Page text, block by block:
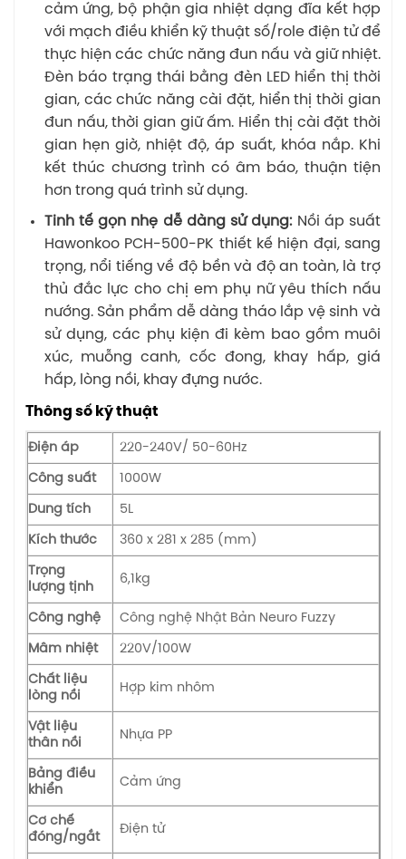
cảm ứng, bộ phận gia nhiệt dạng đĩa kết hợp
với mạch điều khiển kỹ thuật số/role điện tử để
thực hiện các chức năng đun nấu và giữ nhiệt.
Đèn báo trạng thái bằng đèn LED hiển thị thời
gian, các chức năng cài đặt, hiển thị thời gian
đun nấu, thời gian giữ ấm. Hiển thị cài đặt thời
gian hẹn giờ, nhiệt độ, áp suất, khóa nắp. Khi
kết thúc chương trình có âm báo, thuận tiện
hơn trong quá trình sử dụng.
Tinh tế gọn nhẹ dễ dàng sử dụng:Nồi áp suất
Hawonkoo PCH-500-PK thiết kế hiện đại, sang
trọng, nổi tiếng về độ bền và độ an toàn, là trợ
thủ đắc lực cho chị em phụ nữ yêu thích nấu
nướng. Sản phẩm dễ dàng tháo lắp vệ sinh và
sử dụng, các phụ kiện đi kèm bao gồm muôi
xúc, muỗng canh, cốc đong, khay hấp, giá
hấp, lòng nồi, khay đựng nước.
Thông số kỹ thuật
Điện áp 220-240V/ 50-60Hz
Công suất 1000W
Dung tích 5L
Kích thước 360 x 281 x 285 (mm)
Trọng
lượng tịnh
6,1kg
Công nghệ Công nghệ Nhật Bản Neuro Fuzzy
Mâm nhiệt 220V/100W
Chất liệu
lòng nồi
Hợp kim nhôm
Vật liệu
thân nồi
Nhựa PP
Bảng điều
khiển
Cảm ứng
Cơ chế
đóng/ngắt
Điện tử